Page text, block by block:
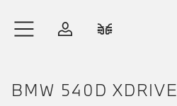
Anmelden
BMW 540D XDRIVE